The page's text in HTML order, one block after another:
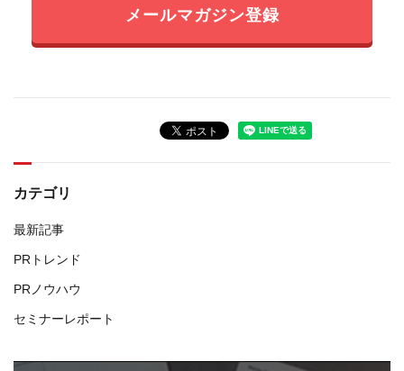
メールマガジン登録
カテゴリ
最新記事
PRトレンド
PRノウハウ
セミナーレポート